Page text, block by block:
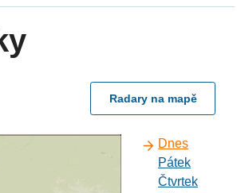
Radary na mapě
Dnes
Pátek
Čtvrtek